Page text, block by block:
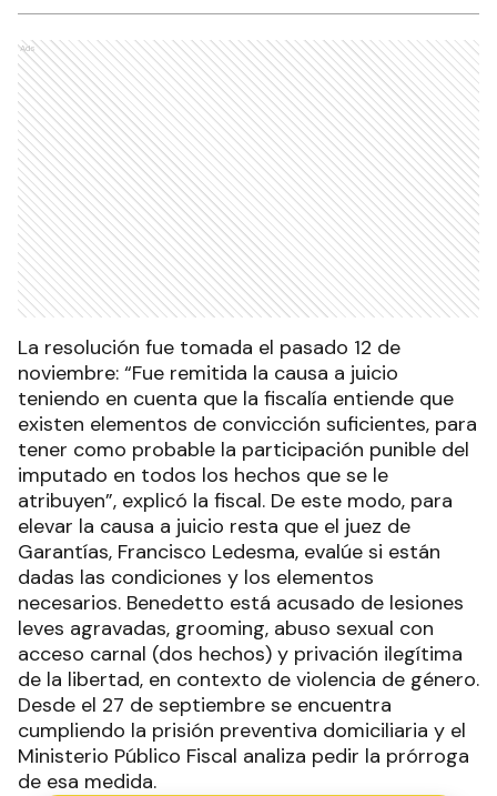
Ads
La resolución fue tomada el pasado 12 de
noviembre: “Fue remitida la causa a juicio
teniendo en cuenta que la fiscalía entiende que
existen elementos de convicción suficientes, para
tener como probable la participación punible del
imputado en todos los hechos que se le
atribuyen”, explicó la fiscal. De este modo, para
elevar la causa a juicio resta que el juez de
Garantías, Francisco Ledesma, evalúe si están
dadas las condiciones y los elementos
necesarios. Benedetto está acusado de lesiones
leves agravadas, grooming, abuso sexual con
acceso carnal (dos hechos) y privación ilegítima
de la libertad, en contexto de violencia de género.
Desde el 27 de septiembre se encuentra
cumpliendo la prisión preventiva domiciliaria y el
Ministerio Público Fiscal analiza pedir la prórroga
de esa medida.